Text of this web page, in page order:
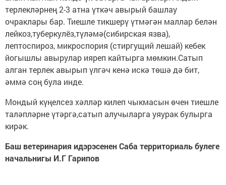
терлекләрнең 2-3 атна үткәч авырый башлау
очраклары бар. Тиешле тикшерү үтмәгән маллар белән
лейкоз,туберкулёз,түләмә(сибирская язва),
лептоспироз, микроспория (стиргущий лешай) кебек
йогышлы авырулар ияреп кайтырга мөмкин.Сатып
алган терлек авырып үлгәч кенә искә төшә дә бит,
әммә соң була инде.
Мондый күңелсез хәлләр килеп чыкмасын өчен тиешле
таләпләрне үтәргә,сатып алучыларга уяурак булырга
кирәк.
Баш ветеринария идэрэсенен Саба территориаль булеге
начальнигы И.Г Гарипов